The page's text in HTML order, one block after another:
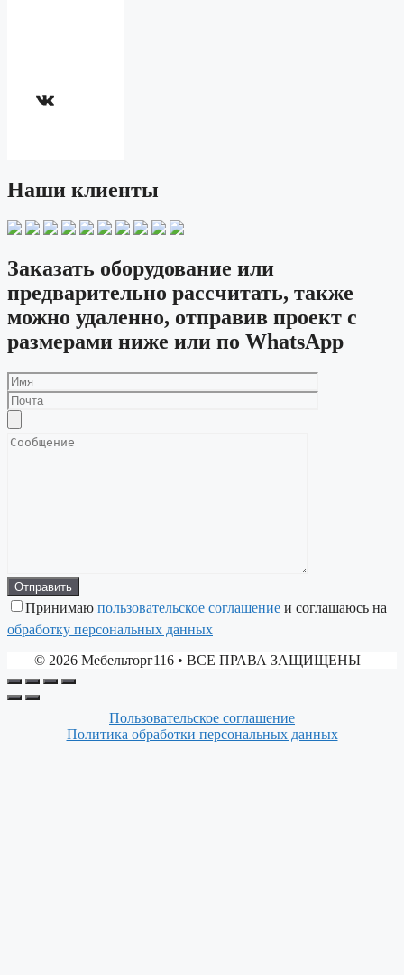
ВКонтакте
Наши клиенты
Заказать оборудование или
предварительно рассчитать, также
можно удаленно, отправив проект с
размерами ниже или по WhatsApp
Принимаю пользовательское соглашение и соглашаюсь на
обработку персональных данных
© 2026 Мебельторг116 • ВСЕ ПРАВА ЗАЩИЩЕНЫ
Пользовательское соглашение
Политика обработки персональных данных